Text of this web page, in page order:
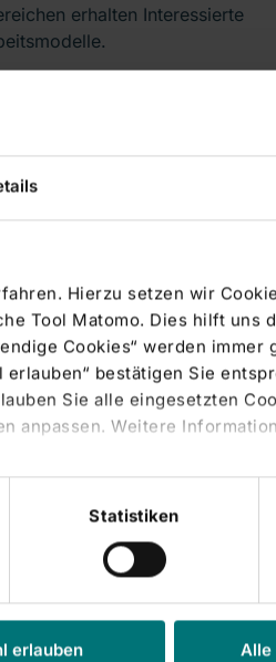
Hierzu setzen wir
Tool Matomo. Dies hilft uns
Cookies“ werden immer
bestätigen Sie
Sie alle eingesetzten
anpassen. Weitere
Statistiken
erlauben Alle
erhalten Interessierte
zu
kann den
stimmen die Vorstellungen
Dr. Jenny Wortha. Ein
Angeboten werden
Kooperationspartnern
Fachangestellte.
und langfristige
und Krankenpflegehelfer
können sich
Chance, noch am selben
soziale Roboter, freut